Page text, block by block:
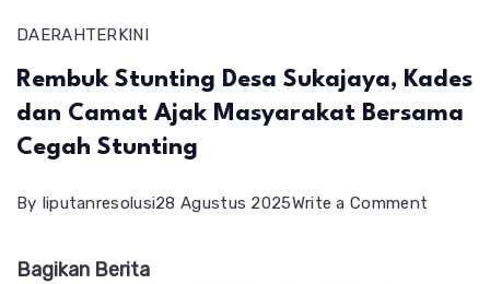
DAERAHTERKINI
Rembuk Stunting Desa Sukajaya, Kades
dan Camat Ajak Masyarakat Bersama
Cegah Stunting
By liputanresolusi28 Agustus 2025Write a Comment
Bagikan Berita